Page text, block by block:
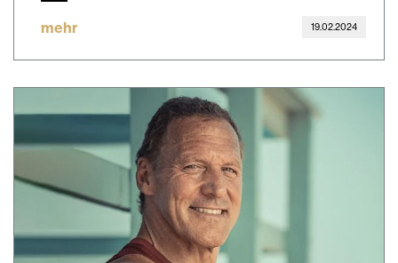
mehr 19.02.2024